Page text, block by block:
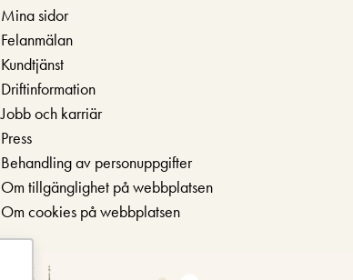
Mina sidor
Felanmälan
Kundtjänst
Driftinformation
Jobb och karriär
Press
Behandling av personuppgifter
Om tillgänglighet på webbplatsen
Om cookies på webbplatsen